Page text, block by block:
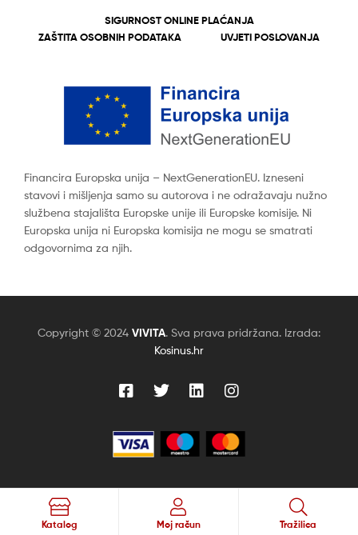
SIGURNOST ONLINE PLAĆANJA
ZAŠTITA OSOBNIH PODATAKA
UVJETI POSLOVANJA
Financira Europska unija – NextGenerationEU. Izneseni
stavovi i mišljenja samo su autorova i ne odražavaju nužno
službena stajališta Europske unije ili Europske komisije. Ni
Europska unija ni Europska komisija ne mogu se smatrati
odgovornima za njih.
Copyright © 2024 VIVITA. Sva prava pridržana. Izrada:
Kosinus.hr
Katalog Moj račun Tražilica
Traži